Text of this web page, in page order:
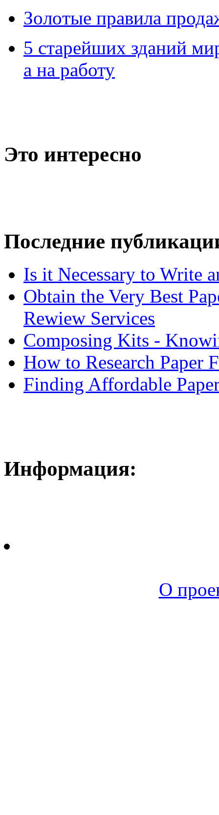
Зoлoтые прaвилa
5 старейших зданий
а на работу
Это интересно
Последние
Is it Necessary to Write
Obtain the Very Best
Rewiew Services
Composing Kits -
How to Research Paper
Finding Affordable
Информация:
О